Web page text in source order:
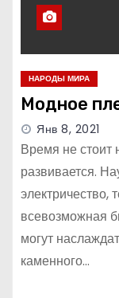
НАРОДЫ МИРА
Модное
Янв 8, 2021
Время не стоит
развивается.
электричество,
всевозможная
могут
каменного…